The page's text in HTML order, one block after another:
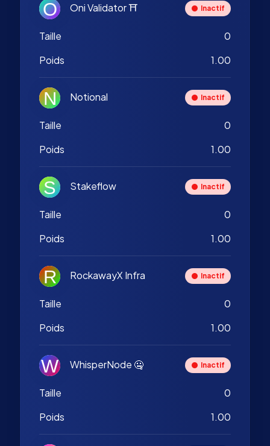
Oni Validator ⛩️ Inactif
Taille
0
Poids
1.00
Notional Inactif
Taille
0
Poids
1.00
Stakeflow Inactif
Taille
0
Poids
1.00
RockawayX Infra Inactif
Taille
0
Poids
1.00
WhisperNode 🤐 Inactif
Taille
0
Poids
1.00